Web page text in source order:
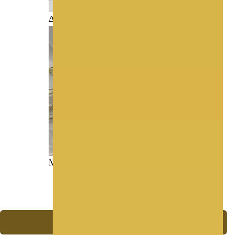
ΔΙΣΚΟΙ & ΣΤΕΦΑΝΑ
ΜΠΟΜΠΟΝΙΕΡΕΣ